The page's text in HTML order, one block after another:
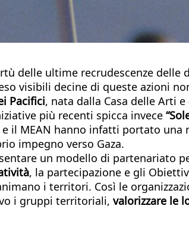
delle ultime recrudescenze
visibili decine di queste azioni
Pacifici, nata dalla Casa delle Arti
più recenti spicca invece
MEAN hanno infatti portato una
impegno verso Gaza.
un modello di
, la partecipazione e gli
i territori. Così le
i gruppi territoriali, valorizzare le